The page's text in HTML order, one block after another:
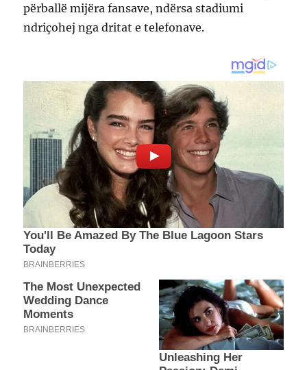
përballë mijëra fansave, ndërsa stadiumi
ndriçohej nga dritat e telefonave.